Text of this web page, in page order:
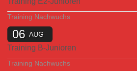
Training Nachwuchs
06 AUG
Training B-Junioren
Training Nachwuchs